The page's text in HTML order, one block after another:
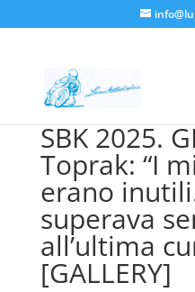
SBK 2025.
Toprak: “I
erano
superava
all’ultima
[GALLERY]